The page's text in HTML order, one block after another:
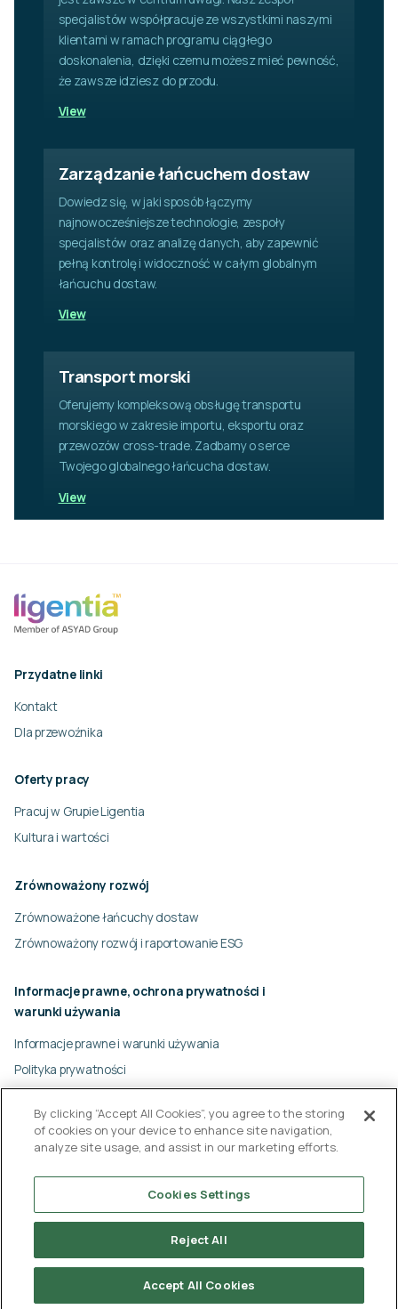
specjalistów współpracuje ze wszystkimi naszymi
klientami w ramach programu ciągłego
doskonalenia, dzięki czemu możesz mieć pewność,
że zawsze idziesz do przodu.
View
Zarządzanie łańcuchem dostaw
Dowiedz się, w jaki sposób łączymy
najnowocześniejsze technologie, zespoły
specjalistów oraz analizę danych, aby zapewnić
pełną kontrolę i widoczność w całym globalnym
łańcuchu dostaw.
View
Transport morski
Oferujemy kompleksową obsługę transportu
morskiego w zakresie importu, eksportu oraz
przewozów cross-trade. Zadbamy o serce
Twojego globalnego łańcucha dostaw.
View
Przydatne linki
Kontakt
Dla przewoźnika
Oferty pracy
Pracuj w Grupie Ligentia
Kultura i wartości
Zrównoważony rozwój
Zrównoważone łańcuchy dostaw
Zrównoważony rozwój i raportowanie ESG
Informacje prawne, ochrona prywatności i
warunki używania
Informacje prawne i warunki używania
Polityka prywatności
Polityka plików cookie
Dane korporacyjne
Dokumenty
English(Angielski) Polski
By clicking “Accept All Cookies”, you agree to the storing
of cookies on your device to enhance site navigation,
analyze site usage, and assist in our marketing efforts.
Cookies Settings
Reject All
Accept All Cookies